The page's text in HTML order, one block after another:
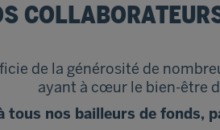
de la générosité de
ayant à cœur le bien-être
tous nos bailleurs de fonds,